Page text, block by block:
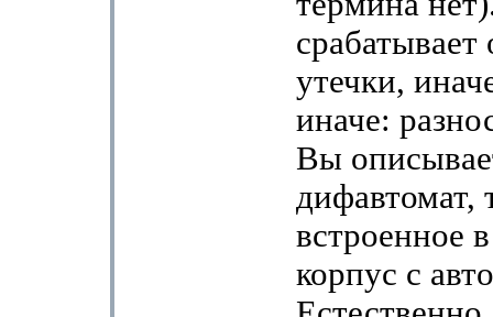
срабатывает
утечки,
иначе:
Вы
дифавтомат,
встроенное
корпус с